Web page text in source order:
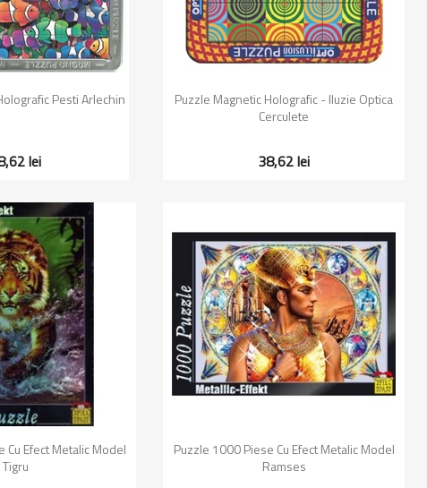
rapida
Pesti Arlechin
lei
Vizualizare rapida
Puzzle Magnetic Holografic - Iluzie Optica
Cerculete
38,62 lei
rapida
Cu Efect Metalic Model
Tigru
Vizualizare rapida
Puzzle 1000 Piese Cu Efect Metalic Model
Ramses